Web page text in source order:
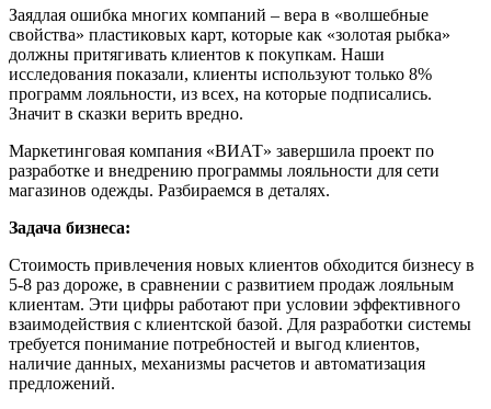
Заядлая ошибка многих компаний – вера в «волшебные
свойства» пластиковых карт, которые как «золотая рыбка»
должны притягивать клиентов к покупкам. Наши
исследования показали, клиенты используют только 8%
программ лояльности, из всех, на которые подписались.
Значит в сказки верить вредно.
Маркетинговая компания «ВИАТ» завершила проект по
разработке и внедрению программы лояльности для сети
магазинов одежды. Разбираемся в деталях.
Задача бизнеса:
Стоимость привлечения новых клиентов обходится бизнесу в
5-8 раз дороже, в сравнении с развитием продаж лояльным
клиентам. Эти цифры работают при условии эффективного
взаимодействия с клиентской базой. Для разработки системы
требуется понимание потребностей и выгод клиентов,
наличие данных, механизмы расчетов и автоматизация
предложений.